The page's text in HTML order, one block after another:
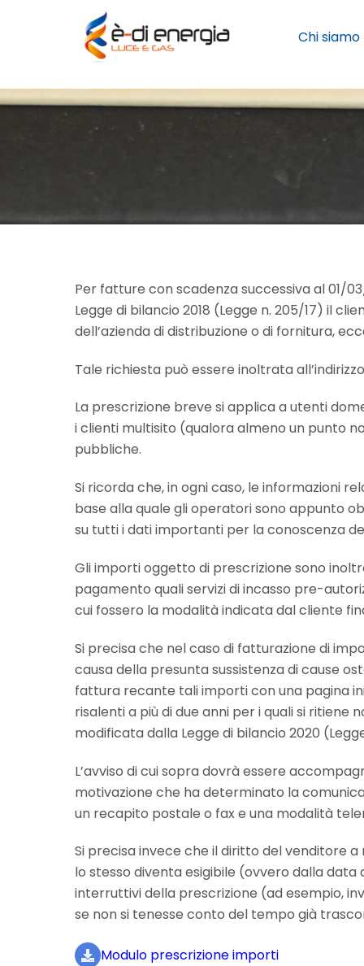
Chi siamo
Per fatture con scadenza successiva al 01/
Legge di bilancio 2018 (Legge n. 205/17) il
dell’azienda di distribuzione o di fornitura,
Tale richiesta può essere inoltrata
La prescrizione breve si applica a utenti
i clienti multisito (qualora almeno un punto
pubbliche.
Si ricorda che, in ogni caso, le informazioni
base alla quale gli operatori sono appunto
su tutti i dati importanti per la conoscenza
Gli importi oggetto di prescrizione sono
pagamento quali servizi di incasso pre-
cui fossero la modalità indicata dal cliente
Si precisa che nel caso di fatturazione di
causa della presunta sussistenza di cause
fattura recante tali importi con una pagina
risalenti a più di due anni per i quali si ritiene
modificata dalla Legge di bilancio 2020
L’avviso di cui sopra dovrà essere
motivazione che ha determinato la
un recapito postale o fax e una modalità
Si precisa invece che il diritto del venditore
lo stesso diventa esigibile (ovvero dalla
interruttivi della prescrizione (ad esempio,
se non si tenesse conto del tempo già
Modulo prescrizione importi